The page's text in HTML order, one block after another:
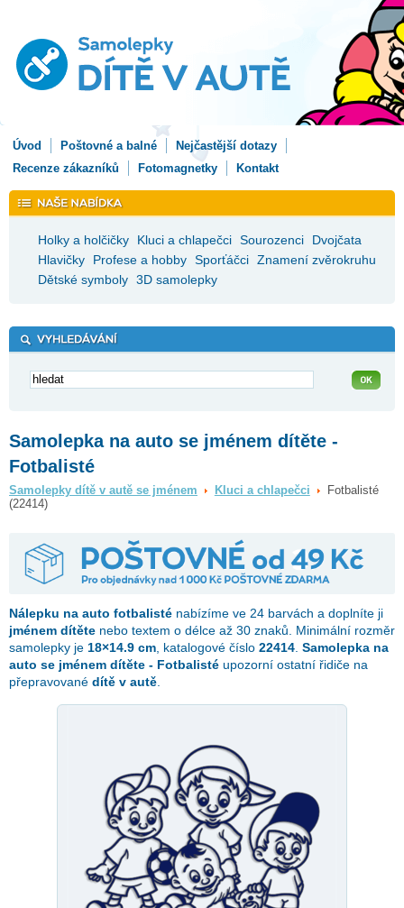
Úvod Poštovné a balné
Nejčastější dotazy
Recenze zákazníků
Fotomagnetky Kontakt
Holky a holčičky Kluci a chlapečci Sourozenci
Dvojčata
Hlavičky
Profese a hobby Sporťáčci Znamení zvěrokruhu
Dětské symboly 3D samolepky
Samolepka na auto se jménem dítěte -
Fotbalisté
Samolepky dítě v autě se jménem Kluci a chlapečci
Fotbalisté
(22414)
Nálepku na auto fotbalisté nabízíme ve 24 barvách a doplníte ji
jménem dítěte nebo textem o délce až 30 znaků. Minimální rozměr
samolepky je 18×14.9 cm , katalogové číslo 22414 Samolepka na
auto se jménem dítěte - Fotbalisté upozorní ostatní řidiče na
přepravované dítě v autě